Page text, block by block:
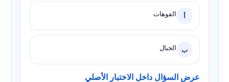
أ الفوهات
ب الجبال
عرض السؤال داخل الاختبار الأصلي